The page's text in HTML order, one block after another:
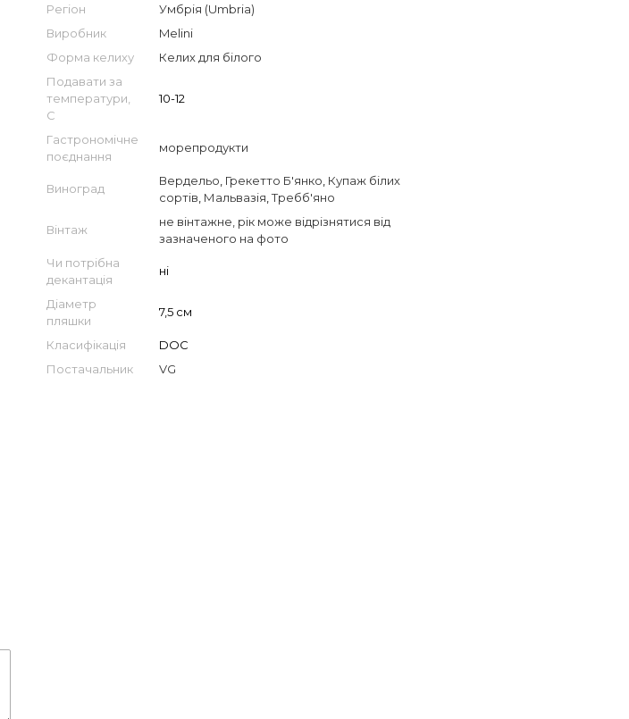
Регіон
Умбрія (Umbria)
Виробник
Melini
Форма келиху
Келих для білого
Подавати за
температури,
С
10-12
Гастрономічне
поєднання
морепродукти
Виноград
Вердельо Грекетто Б'янко Купаж білих
сортів Мальвазія ,Требб'яно
Вінтаж
не вінтажне, рік може відрізнятися від
зазначеного на фото
Чи потрібна
декантація
ні
Діаметр
пляшки
7,5 см
Класифікація
DOC
Постачальник
VG